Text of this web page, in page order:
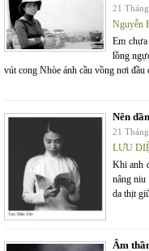
21
Nguyễn
Em
lồng
vút cong Nhòe ánh cầu vồng nơi đầu
Nên
21
LƯU
Khi anh
nâng niu
da thịt
Âm